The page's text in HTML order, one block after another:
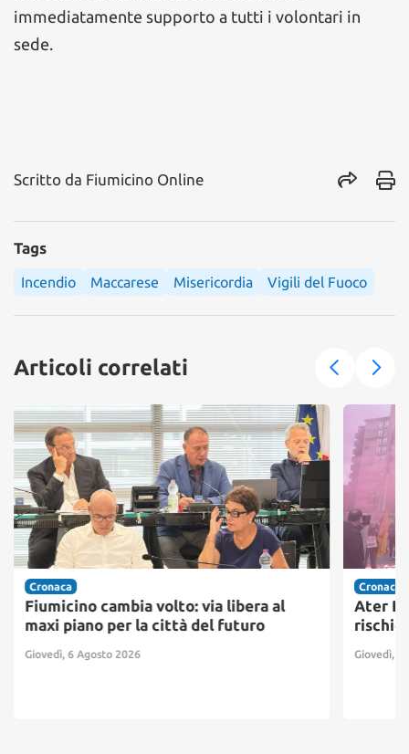
immediatamente supporto a tutti i volontari in
sede.
Scritto da Fiumicino Online
Tags
Incendio Maccarese Misericordia Vigili del Fuoco
Articoli correlati
Cronaca
Fiumicino cambia volto: via libera al
maxi piano per la città del futuro
Giovedì, 6 Agosto 2026
Cronaca
Ater
rischio
Giovedì, 6